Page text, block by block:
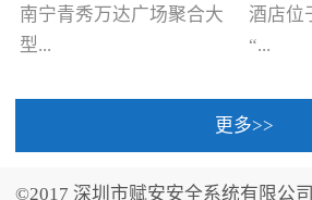
南宁青秀万达广场聚合大
型...
酒店位
“...
中国的
更多>>
©2017 深圳市赋安安全系统有限公